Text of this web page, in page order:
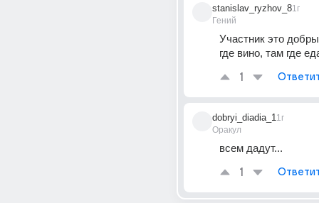
stanislav_ryzhov_8
Гений
1г
Участник это
где вино, там где
1
dobryi_diadia_1
Оракул
1г
всем дадут...
1